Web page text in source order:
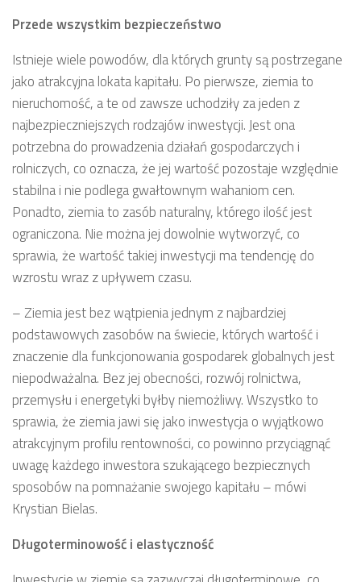
Przede wszystkim bezpieczeństwo
Istnieje wiele powodów, dla których grunty są postrzegane
jako atrakcyjna lokata kapitału. Po pierwsze, ziemia to
nieruchomość, a te od zawsze uchodziły za jeden z
najbezpieczniejszych rodzajów inwestycji. Jest ona
potrzebna do prowadzenia działań gospodarczych i
rolniczych, co oznacza, że jej wartość pozostaje względnie
stabilna i nie podlega gwałtownym wahaniom cen.
Ponadto, ziemia to zasób naturalny, którego ilość jest
ograniczona. Nie można jej dowolnie wytworzyć, co
sprawia, że wartość takiej inwestycji ma tendencję do
wzrostu wraz z upływem czasu.
– Ziemia jest bez wątpienia jednym z najbardziej
podstawowych zasobów na świecie, których wartość i
znaczenie dla funkcjonowania gospodarek globalnych jest
niepodważalna. Bez jej obecności, rozwój rolnictwa,
przemysłu i energetyki byłby niemożliwy. Wszystko to
sprawia, że ziemia jawi się jako inwestycja o wyjątkowo
atrakcyjnym profilu rentowności, co powinno przyciągnąć
uwagę każdego inwestora szukającego bezpiecznych
sposobów na pomnażanie swojego kapitału – mówi
Krystian Bielas.
Długoterminowość i elastyczność